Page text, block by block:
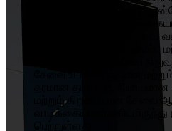
ஊழியர்களின் பங்கேற்பு,
மற்றும் ஒவ்வொரு
போன்ற தரக் கொள்கையை
ISO9001 தர உறுதி அமைப்பு
மேலாண்மை அமைப்பை
சேவை உட்பட விஞ்ஞான
தரமான தயாரிப்பு,
மற்றும் திறமையான சேவை